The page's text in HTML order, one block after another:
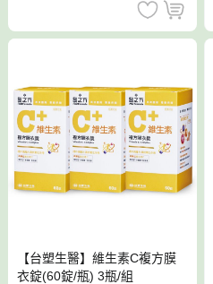
【台塑生醫】維生素C複方膜
衣錠(60錠/瓶) 3瓶/組